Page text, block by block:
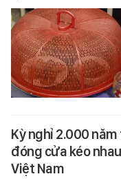
Kỳ nghỉ 2.000
đóng cửa kéo
Việt Nam